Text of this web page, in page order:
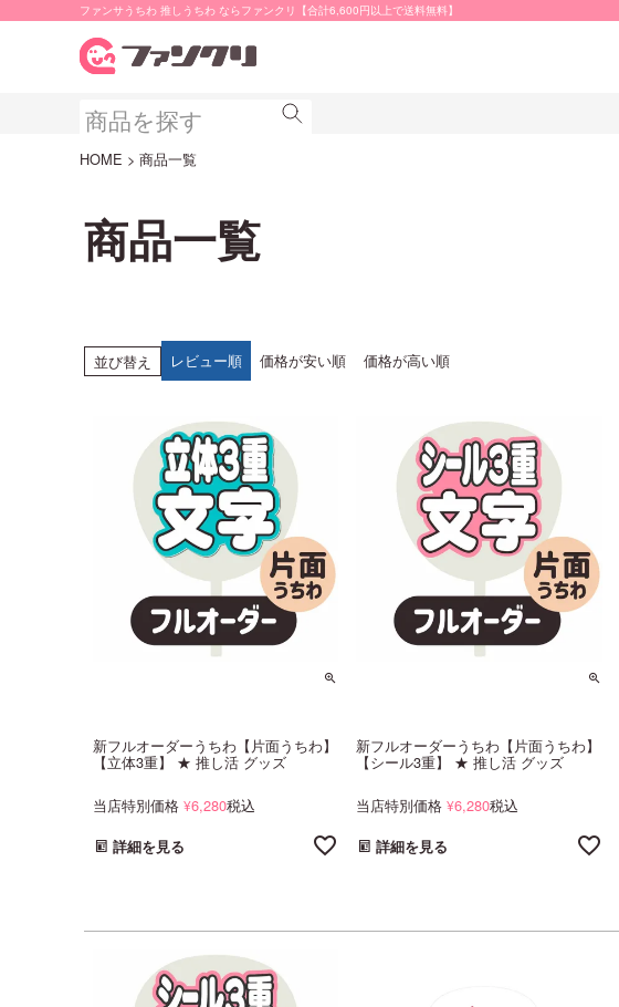
ファンサうちわ 推しうちわ ならファンクリ【合計6,600円以上で送料無料】
HOME 商品一覧
商品一覧
並び替え レビュー順 価格が安い順 価格が高い順
新フルオーダーうちわ【片面うちわ】
【立体3重】 ★ 推し活 グッズ
当店特別価格 ¥6,280税込
詳細を見る
新フルオーダーうちわ【片面うちわ】
【シール3重】 ★ 推し活 グッズ
当店特別価格 ¥6,280税込
詳細を見る